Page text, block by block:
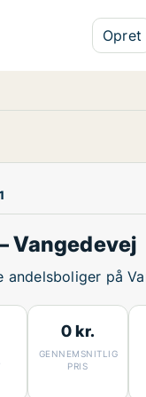
Opret
Vangedevej
på
0 kr.
GENNEMSNITLIG
PRIS